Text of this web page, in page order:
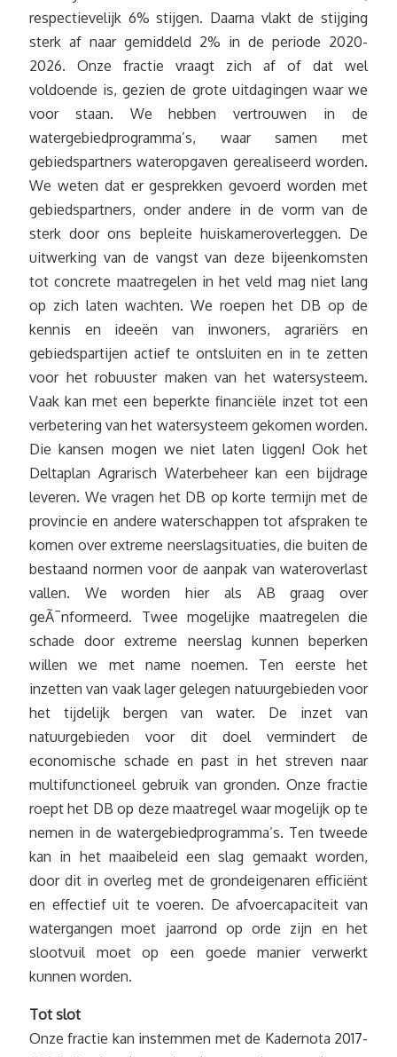
respectievelijk 6% stijgen. Daarna vlakt de stijging
sterk af naar gemiddeld 2% in de periode 2020-
2026. Onze fractie vraagt zich af of dat wel
voldoende is, gezien de grote uitdagingen waar we
voor staan. We hebben vertrouwen in de
watergebiedprogramma’s, waar samen met
gebiedspartners wateropgaven gerealiseerd worden.
We weten dat er gesprekken gevoerd worden met
gebiedspartners, onder andere in de vorm van de
sterk door ons bepleite huiskameroverleggen. De
uitwerking van de vangst van deze bijeenkomsten
tot concrete maatregelen in het veld mag niet lang
op zich laten wachten. We roepen het DB op de
kennis en ideeën van inwoners, agrariërs en
gebiedspartijen actief te ontsluiten en in te zetten
voor het robuuster maken van het watersysteem.
Vaak kan met een beperkte financiële inzet tot een
verbetering van het watersysteem gekomen worden.
Die kansen mogen we niet laten liggen! Ook het
Deltaplan Agrarisch Waterbeheer kan een bijdrage
leveren. We vragen het DB op korte termijn met de
provincie en andere waterschappen tot afspraken te
komen over extreme neerslagsituaties, die buiten de
bestaand normen voor de aanpak van wateroverlast
vallen. We worden hier als AB graag over
geÃ¯nformeerd. Twee mogelijke maatregelen die
schade door extreme neerslag kunnen beperken
willen we met name noemen. Ten eerste het
inzetten van vaak lager gelegen natuurgebieden voor
het tijdelijk bergen van water. De inzet van
natuurgebieden voor dit doel vermindert de
economische schade en past in het streven naar
multifunctioneel gebruik van gronden. Onze fractie
roept het DB op deze maatregel waar mogelijk op te
nemen in de watergebiedprogramma’s. Ten tweede
kan in het maaibeleid een slag gemaakt worden,
door dit in overleg met de grondeigenaren efficiënt
en effectief uit te voeren. De afvoercapaciteit van
watergangen moet jaarrond op orde zijn en het
slootvuil moet op een goede manier verwerkt
kunnen worden.
Tot slot
Onze fractie kan instemmen met de Kadernota 2017-